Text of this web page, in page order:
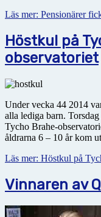
Läs mer: Pensionärer
Höstkul på
observatoriet
Under vecka 44 2014
alla lediga barn.
Tycho Brahe-
åldrarna 6 – 10 år kom
Läs mer: Höstkul på
Vinnaren av